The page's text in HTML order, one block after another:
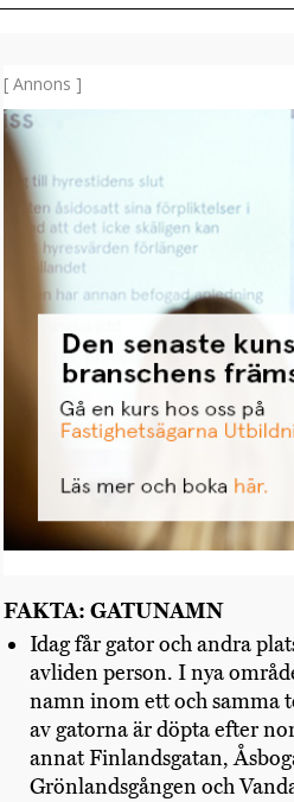
[ Annons ]
FAKTA: GATUNAMN
Idag får gator och andra
avliden person. I nya
namn inom ett och samma
av gatorna är döpta efter
annat Finlandsgatan,
Grönlandsgången och